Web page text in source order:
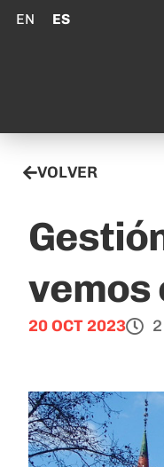
EN ES
VOLVER
vemos
20 OCT 2023